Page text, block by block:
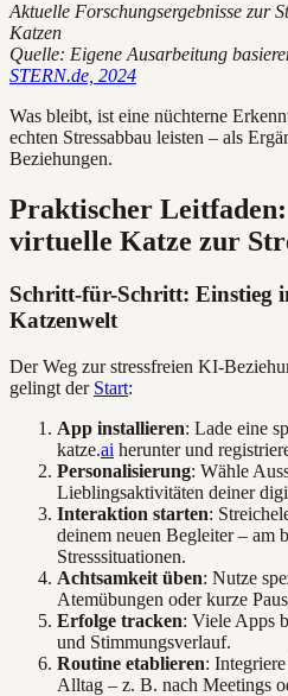
Aktuelle Forschungsergebnisse zur
Katzen
Quelle: Eigene Ausarbeitung
STERN.de, 2024
Was bleibt, ist eine nüchterne
echten Stressabbau leisten – als
Beziehungen.
Praktischer
virtuelle Katze zur
Schritt-für-Schritt: Einstieg
Katzenwelt
Der Weg zur stressfreien KI-
gelingt der Start:
App installieren: Lade eine
katze.ai herunter und
Personalisierung: Wähle
Lieblingsaktivitäten deiner
Interaktion starten:
deinem neuen Begleiter – am
Stresssituationen.
Achtsamkeit üben: Nutze
Atemübungen oder kurze
Erfolge tracken: Viele Apps
und Stimmungsverlauf.
Routine etablieren:
Alltag – z. B. nach Meetings